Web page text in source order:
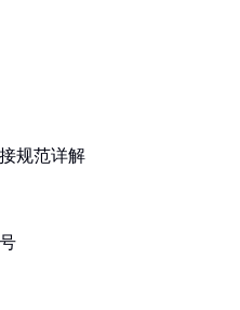
规范详解